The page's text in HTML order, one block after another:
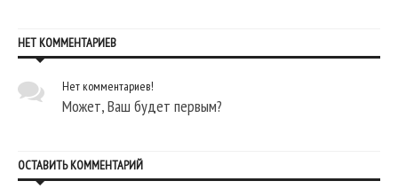
НЕТ КОММЕНТАРИЕВ
Нет комментариев!
Может, Ваш будет первым?
ОСТАВИТЬ КОММЕНТАРИЙ